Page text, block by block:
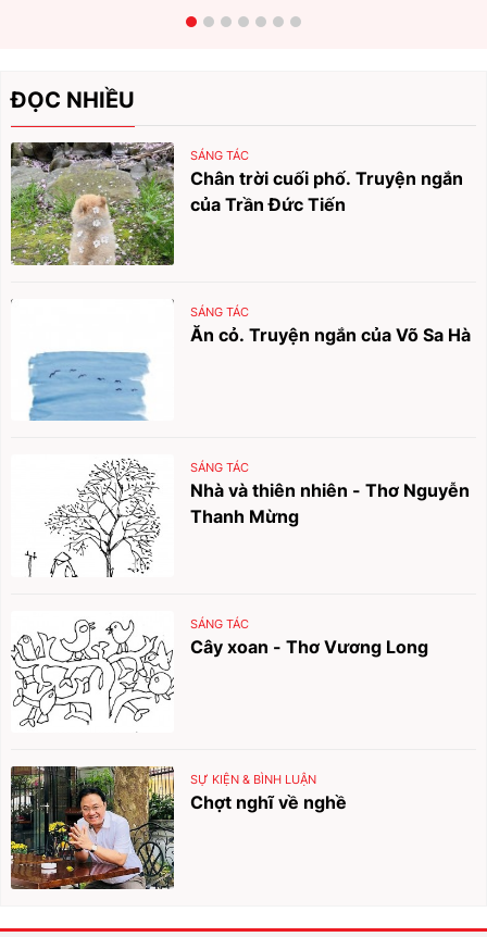
ĐỌC NHIỀU
SÁNG TÁC
Chân trời cuối phố. Truyện ngắn
của Trần Đức Tiến
SÁNG TÁC
Ăn cỏ. Truyện ngắn của Võ Sa Hà
SÁNG TÁC
Nhà và thiên nhiên - Thơ Nguyễn
Thanh Mừng
SÁNG TÁC
Cây xoan - Thơ Vương Long
SỰ KIỆN & BÌNH LUẬN
Chợt nghĩ về nghề